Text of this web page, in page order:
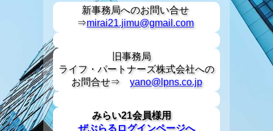
新事務局へのお問い合せ
⇒mirai21.jimu@gmail.com
旧事務局
ライフ・パートナーズ株式会社への
お問合せ⇒ yano@lpns.co.jp
みらい21会員様用
ぜぶらるログインページへ